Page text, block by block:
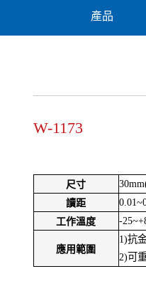
產品
W-1173
尺寸
讀距
工作溫度 -
應用範圍
1)抗
2)可